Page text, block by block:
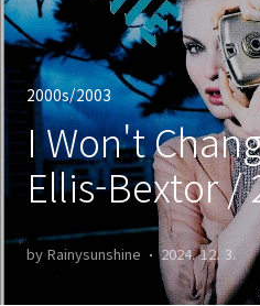
2000s/2003
I Won't
Ellis-Bextor /
by Rainysunshine 2024. 12. 3.